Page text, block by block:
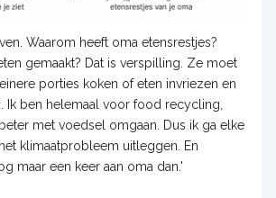
Waarom heeft oma etensrestjes?
gemaakt? Dat is verspilling. Ze moet
porties koken of eten invriezen en
Ik ben helemaal voor food recycling,
met voedsel omgaan. Dus ik ga elke
klimaatprobleem uitleggen. En
maar een keer aan oma dan.'